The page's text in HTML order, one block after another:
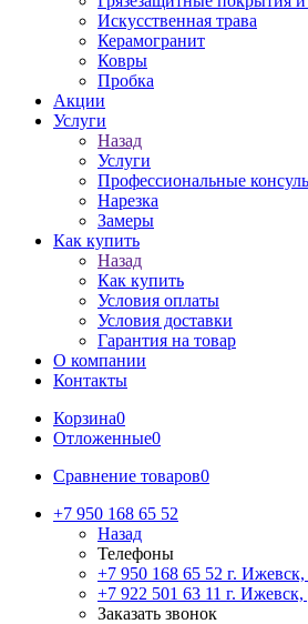
Искусственная трава
Керамогранит
Ковры
Пробка
Акции
Услуги
Назад
Услуги
Профессиональные
Нарезка
Замеры
Как купить
Назад
Как купить
Условия оплаты
Условия доставки
Гарантия на товар
О компании
Контакты
Корзина0
Отложенные0
Сравнение товаров0
+7 950 168 65 52
Назад
Телефоны
+7 950 168 65 52 г.
+7 922 501 63 11 г. Ижевск,
Заказать звонок